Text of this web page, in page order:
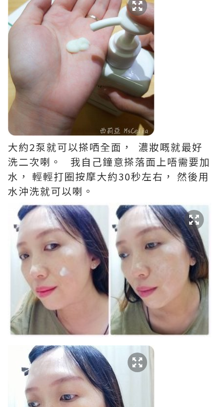
大約2泵就可以搽哂全面， 濃妝嘅就最好
洗二次喇。 我自己鐘意搽落面上唔需要加
水， 輕輕打圈按摩大約30秒左右， 然後用
水沖洗就可以喇。